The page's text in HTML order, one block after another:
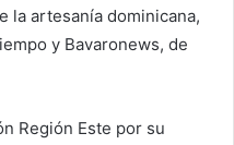
la artesanía dominicana,
y Bavaronews, de
Región Este por su